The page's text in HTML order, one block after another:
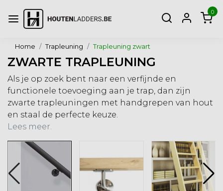
0
Home Trapleuning Trapleuning zwart
ZWARTE TRAPLEUNING
Als je op zoek bent naar een verfijnde en
functionele toevoeging aan je trap, dan zijn
zwarte trapleuningen met handgrepen van hout
en staal de perfecte keuze.
Lees meer.